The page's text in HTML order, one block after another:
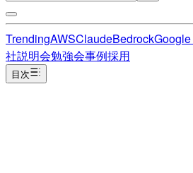
TrendingAWSClaudeBedrock
社説明会勉強会事例採用
目次